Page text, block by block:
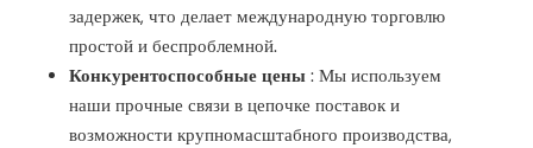
задержек, что делает международную торговлю
простой и беспроблемной.
Конкурентоспособные цены : Мы используем
наши прочные связи в цепочке поставок и
возможности крупномасштабного производства,